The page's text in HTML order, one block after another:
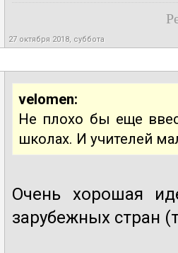
27 октября 2018, суббота
velomen:
Не плохо бы еще
школах. И учителей
Очень хорошая
зарубежных стран